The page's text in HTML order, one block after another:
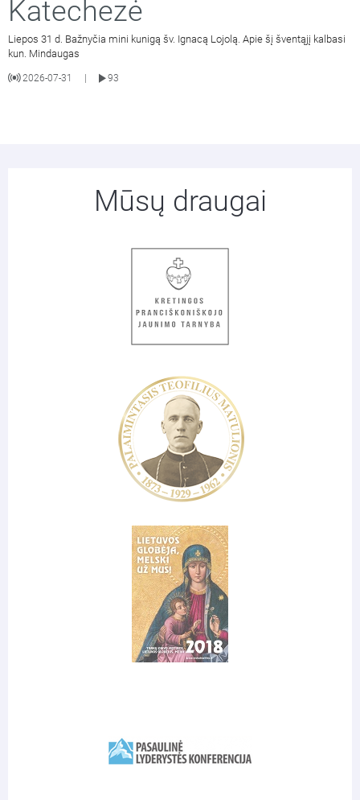
Katechezė
Liepos 31 d. Bažnyčia mini kunigą šv. Ignacą Lojolą. Apie šį šventąjį kalbasi
kun. Mindaugas
2026-07-31 93
Mūsų draugai